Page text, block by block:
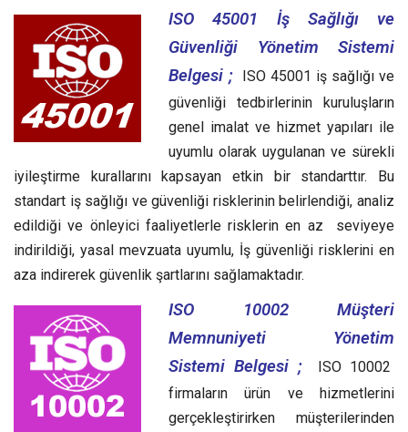
ISO 45001 İş Sağlığı ve
Güvenliği Yönetim Sistemi
Belgesi ; ISO 45001 iş sağlığı ve
güvenliği tedbirlerinin kuruluşların
genel imalat ve hizmet yapıları ile
uyumlu olarak uygulanan ve sürekli
iyileştirme kurallarını kapsayan etkin bir standarttır. Bu
standart iş sağlığı ve güvenliği risklerinin belirlendiği, analiz
edildiği ve önleyici faaliyetlerle risklerin en az seviyeye
indirildiği, yasal mevzuata uyumlu, İş güvenliği risklerini en
aza indirerek güvenlik şartlarını sağlamaktadır.
ISO 10002 Müşteri
Memnuniyeti Yönetim
Sistemi Belgesi ;
ISO 10002
firmaların ürün ve hizmetlerini
gerçekleştirirken müşterilerinden